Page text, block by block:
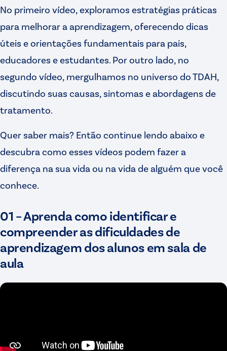
No primeiro vídeo, exploramos estratégias práticas
para melhorar a aprendizagem, oferecendo dicas
úteis e orientações fundamentais para pais,
educadores e estudantes. Por outro lado, no
segundo vídeo, mergulhamos no universo do TDAH,
discutindo suas causas, sintomas e abordagens de
tratamento.
Quer saber mais? Então continue lendo abaixo e
descubra como esses vídeos podem fazer a
diferença na sua vida ou na vida de alguém que você
conhece.
01 – Aprenda como identificar e
compreender as dificuldades de
aprendizagem dos alunos em sala de
aula